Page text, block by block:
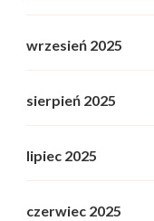
wrzesień 2025
sierpień 2025
lipiec 2025
czerwiec 2025